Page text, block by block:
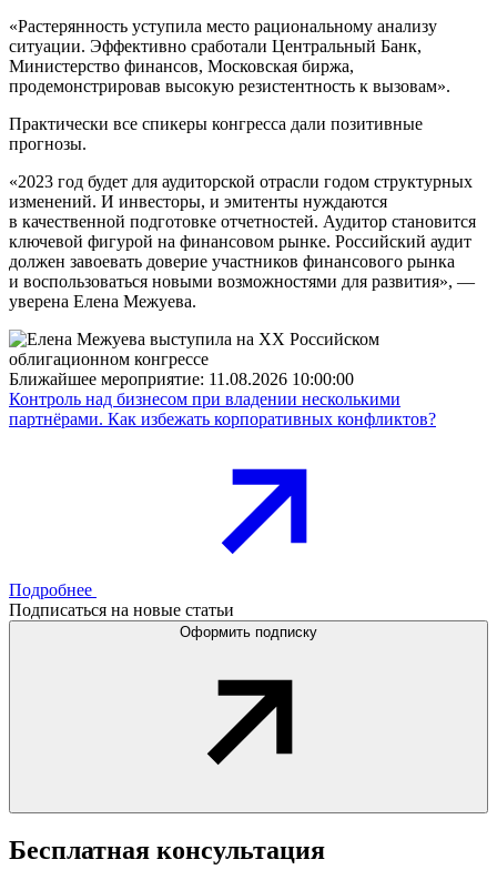
«Растерянность уступила место рациональному анализу
ситуации. Эффективно сработали Центральный Банк,
Министерство финансов, Московская биржа,
продемонстрировав высокую резистентность к вызовам».
Практически все спикеры конгресса дали позитивные
прогнозы.
«2023 год будет для аудиторской отрасли годом структурных
изменений. И инвесторы, и эмитенты нуждаются
в качественной подготовке отчетностей. Аудитор становится
ключевой фигурой на финансовом рынке. Российский аудит
должен завоевать доверие участников финансового рынка
и воспользоваться новыми возможностями для развития», —
уверена Елена Межуева.
Ближайшее мероприятие: 11.08.2026 10:00:00
Контроль над бизнесом при владении несколькими
партнёрами. Как избежать корпоративных конфликтов?
Подробнее
Подписаться на новые статьи
Оформить подписку
Бесплатная консультация